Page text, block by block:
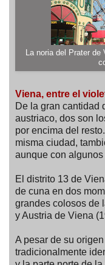
La noria del Prater de
Viena, entre el
De la gran cantidad
austriaco, dos son
por encima del
misma ciudad,
aunque con
El distrito 13 de
de cuna en dos
grandes colosos de
y Austria de Viena
A pesar de su
tradicionalmente